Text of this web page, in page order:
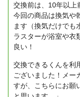
交換前は、10年以上
今回の商品は換気や
ます（換気だけでも
ラスターが浴室や衣
良い！
交換できるくんを利
ございました！メー
すが、こちらにお願